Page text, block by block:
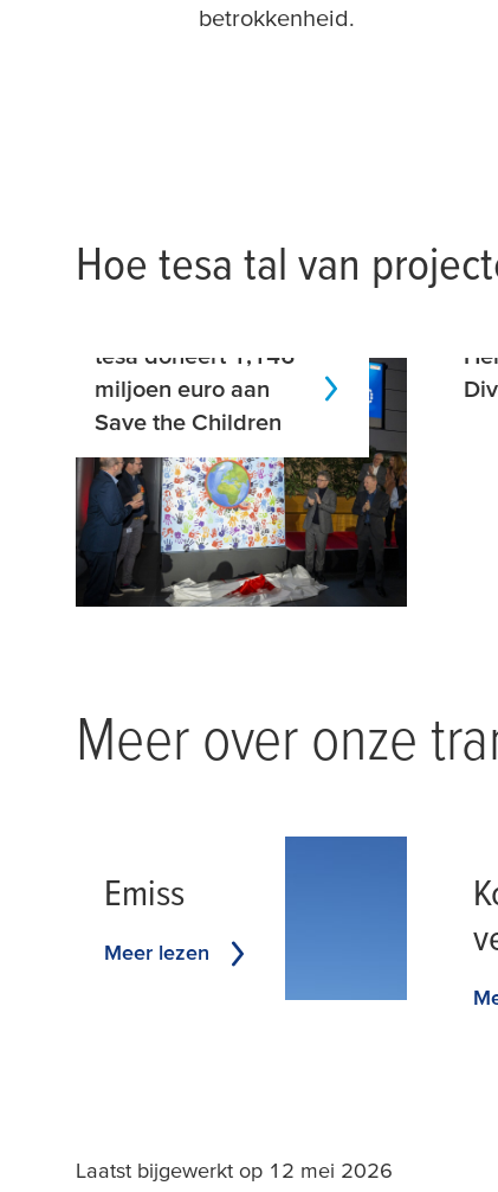
betrokkenheid.
Hoe tesa tal van
tesa doneert 1,146
miljoen euro aan
Save the Children
Meer over onze
Emiss
Meer lezen
Laatst bijgewerkt op 12 mei 2026